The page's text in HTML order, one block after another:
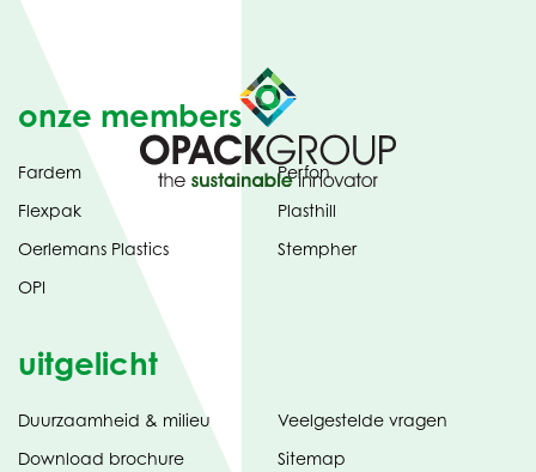
onze members
Fardem
Flexpak
Oerlemans Plastics
OPI
Perfon
Plasthill
Stempher
uitgelicht
Duurzaamheid & milieu
Download brochure(opent
tabblad)
Veelgestelde vragen
Sitemap